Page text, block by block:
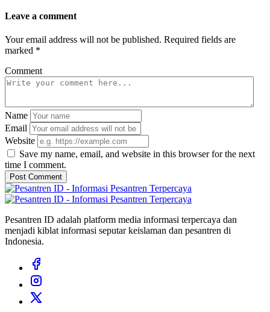
Leave a comment
Your email address will not be published. Required fields are
marked *
Comment
Name
Email
Website
Save my name, email, and website in this browser for the next
time I comment.
Post Comment
Pesantren ID adalah platform media informasi terpercaya dan
menjadi kiblat informasi seputar keislaman dan pesantren di
Indonesia.